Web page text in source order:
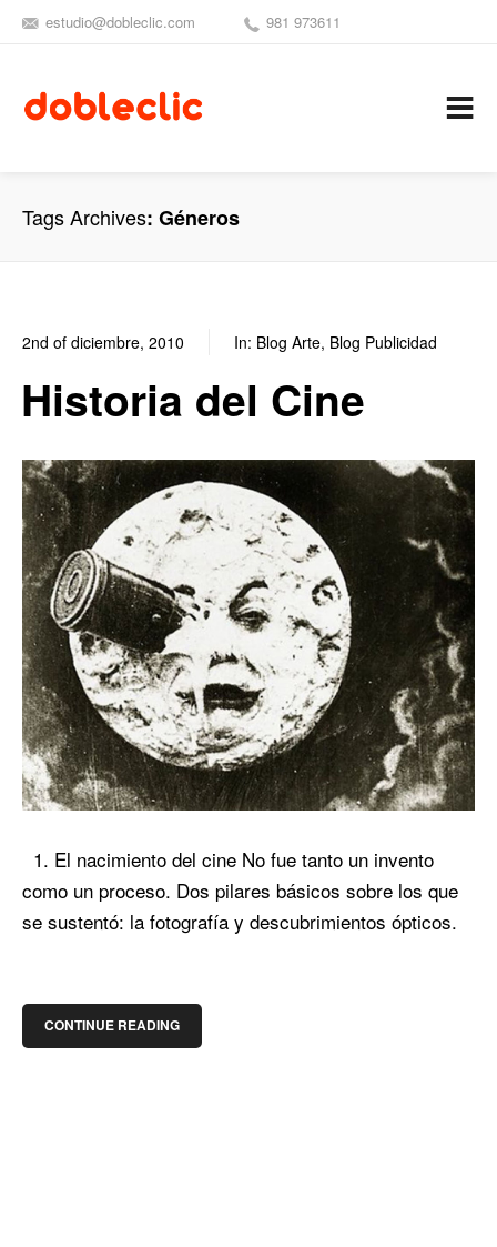
estudio@dobleclic.com 981 973611
Tags Archives Géneros
2nd of diciembre, 2010 In: Blog Arte, Blog Publicidad
Historia del Cine
1. El nacimiento del cine No fue tanto un invento
como un proceso. Dos pilares básicos sobre los que
se sustentó: la fotografía y descubrimientos ópticos.
CONTINUE READING